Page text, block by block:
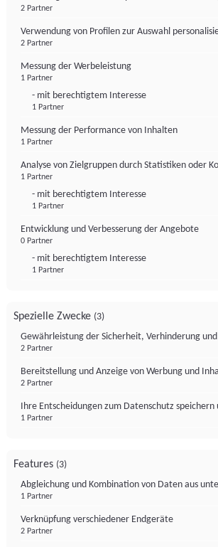
2 Partner
Verwendung von Profilen zur Auswahl
2 Partner
Messung der Werbeleistung
1 Partner
- mit berechtigtem Interesse
1 Partner
Messung der Performance von Inhalten
1 Partner
Analyse von Zielgruppen durch Statistiken oder
1 Partner
- mit berechtigtem Interesse
1 Partner
Entwicklung und Verbesserung der Angebote
0 Partner
- mit berechtigtem Interesse
1 Partner
Spezielle Zwecke (3)
Gewährleistung der Sicherheit, Verhinderung
2 Partner
Bereitstellung und Anzeige von Werbung und
2 Partner
Ihre Entscheidungen zum Datenschutz
1 Partner
Features (3)
Abgleichung und Kombination von Daten aus
1 Partner
Verknüpfung verschiedener Endgeräte
2 Partner